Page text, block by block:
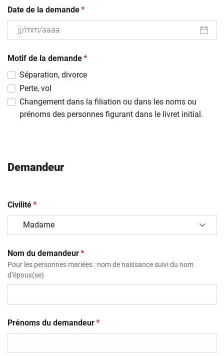
Date de la demande(obligatoire)
*
slash
MM
slash
AAAA
Motif de la demande(obligatoire)
*
Séparation, divorce
Perte, vol
Changement dans la filiation ou dans les noms ou
prénoms des personnes figurant dans le livret initial.
Demandeur
Civilité(obligatoire)
*
Nom du demandeur(obligatoire)
*
Pour les personnes mariées : nom de naissance suivi du nom
d’époux(se)
Prénoms du demandeur(obligatoire)
*